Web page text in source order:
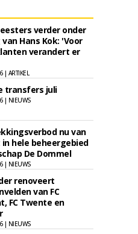
verder onder
Hans Kok: 'Voor
verandert er
| ARTIKEL
transfers juli
| NIEUWS
nu van
hele beheergebied
De Dommel
| NIEUWS
renoveert
van FC
FC Twente en
| NIEUWS